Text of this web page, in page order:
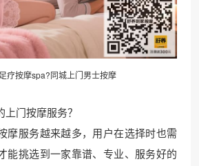
疗按摩spa?同城上门男士按摩
门按摩服务？
摩服务越来越多，用户在选择时也需
能挑选到一家靠谱、专业、服务好的